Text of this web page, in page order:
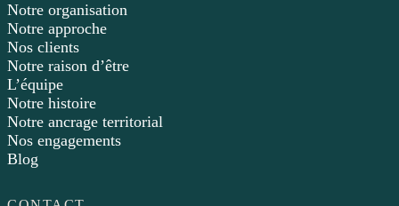
Notre organisation
Notre approche
Nos clients
Notre raison d’être
L’équipe
Notre histoire
Notre ancrage territorial
Nos engagements
Blog